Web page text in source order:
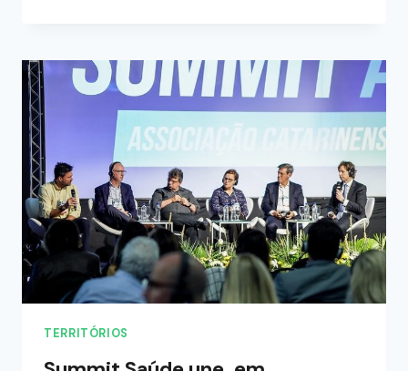
TERRITÓRIOS